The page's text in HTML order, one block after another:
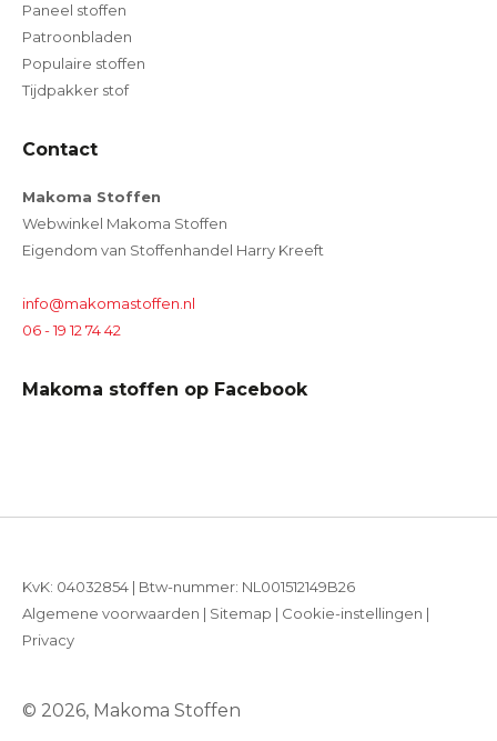
Paneel stoffen
Patroonbladen
Populaire stoffen
Tijdpakker stof
Contact
Makoma Stoffen
Webwinkel Makoma Stoffen
Eigendom van Stoffenhandel Harry Kreeft
info@makomastoffen.nl
06 - 19 12 74 42
Makoma stoffen op Facebook
© 2026, Makoma Stoffen
KvK: 04032854 | Btw-nummer: NL001512149B26
Algemene voorwaarden | Sitemap | Cookie-instellingen |
Privacy